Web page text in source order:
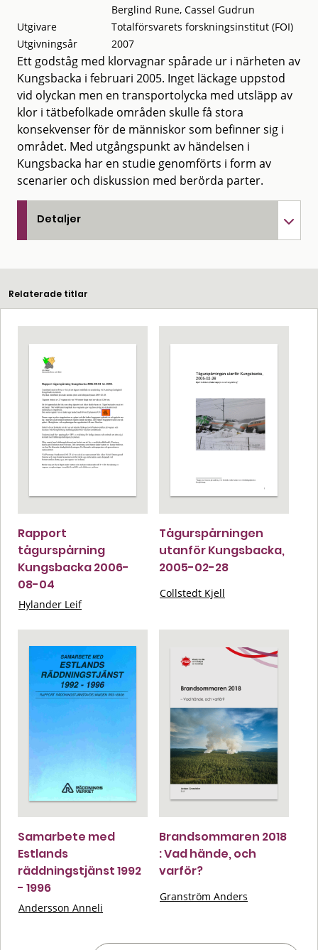
Berglind Rune, Cassel Gudrun
Utgivare
Totalförsvarets forskningsinstitut (FOI)
Utgivningsår
2007
Ett godståg med klorvagnar spårade ur i närheten av
Kungsbacka i februari 2005. Inget läckage uppstod
vid olyckan men en transportolycka med utsläpp av
klor i tätbefolkade områden skulle få stora
konsekvenser för de människor som befinner sig i
området. Med utgångspunkt av händelsen i
Kungsbacka har en studie genomförts i form av
scenarier och diskussion med berörda parter.
Detaljer
Relaterade titlar
Rapport
tågurspårning
Kungsbacka 2006-
08-04
Hylander Leif
Tågurspårningen
utanför Kungsbacka,
2005-02-28
Collstedt Kjell
Samarbete med
Estlands
räddningstjänst 1992
- 1996
Andersson Anneli
Brandsommaren 2018
: Vad hände, och
varför?
Granström Anders